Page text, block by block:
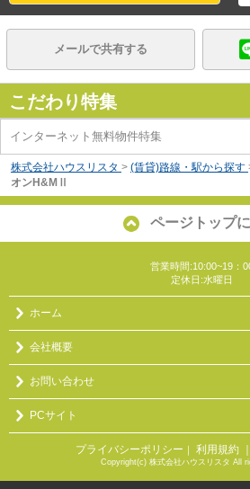
メールで共有する
こだわり特集
インターネット無料物件特集
株式会社ハウスリスタ > (賃貸)路線・駅から探す
オンH&MⅡ
ページトップ
営業時間:10:00~19：
定休日:水曜日
ホーム
会社概要
お問い合わせ
PCサイト
プライバシーポリシー 利用規約
Copyright(c) 株式会社ハウスリスタ All